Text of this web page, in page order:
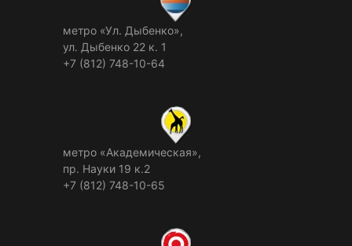
метро «Ул. Дыбенко»,
ул. Дыбенко 22 к. 1
+7 (812) 748-10-64
метро «Академическая»,
пр. Науки 19 к.2
+7 (812) 748-10-65